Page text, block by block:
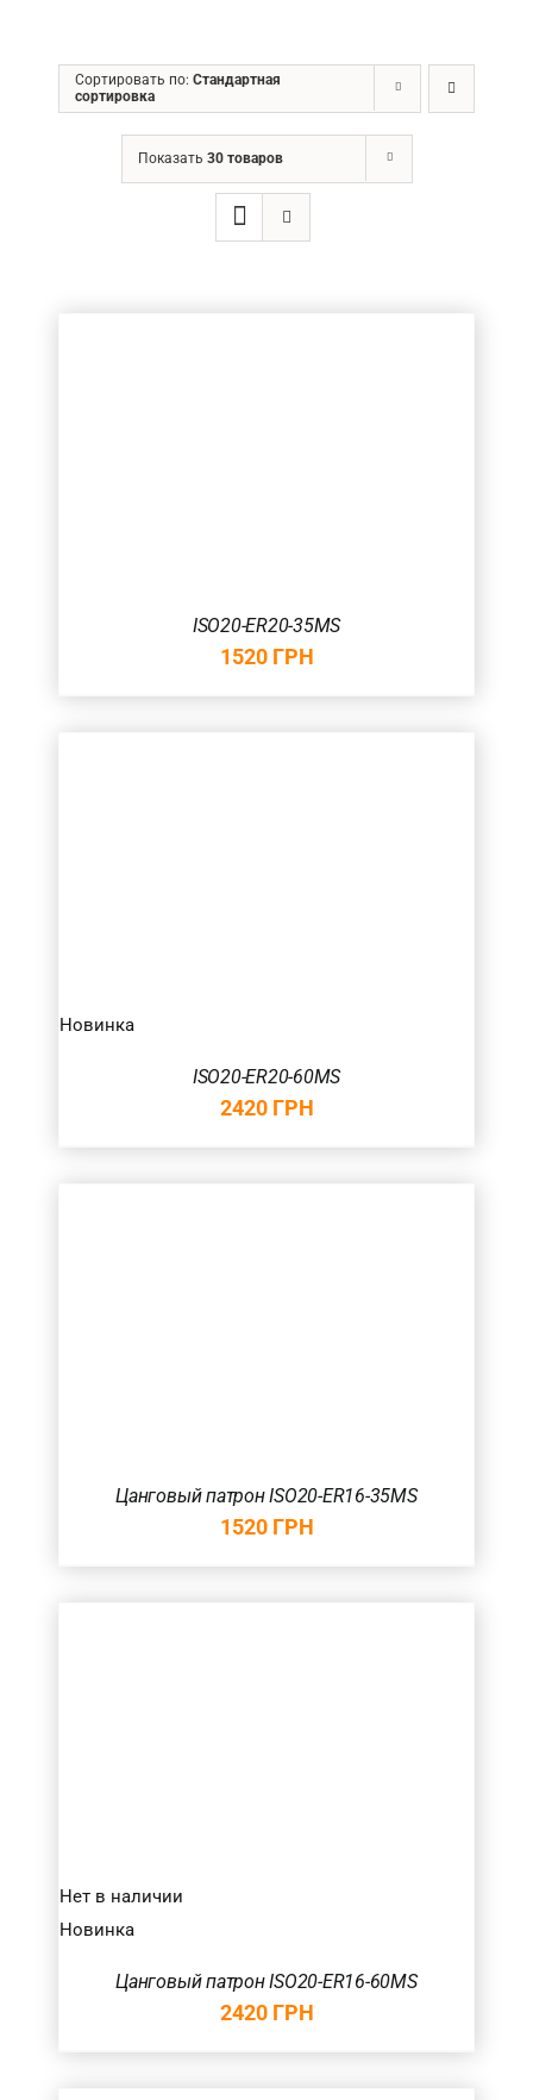
ГРН
Ценовой фильтр
Товар Діаметр хвостовика (в мм.)
Сортировать по:Стандартная
сортировка
Показать 30 товаров
ISO20-ER20-35MS
1520 ГРН
Новинка
ISO20-ER20-60MS
2420 ГРН
Цанговый патрон ISO20-ER16-35MS
1520 ГРН
Нет в наличии
Новинка
Цанговый патрон ISO20-ER16-60MS
2420 ГРН